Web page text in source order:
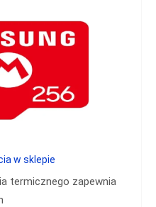
termicznego zapewnia
w sklepie